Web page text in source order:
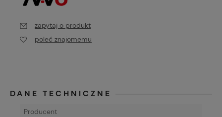
zapytaj o produkt
poleć znajomemu
DANE TECHNICZNE
Producent